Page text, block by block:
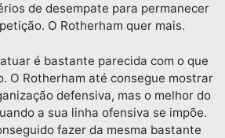
de desempate para permanecer
O Rotherham quer mais.
é bastante parecida com o que
O Rotherham até consegue mostrar
defensiva, mas o melhor do
a sua linha ofensiva se impõe.
fazer da mesma bastante